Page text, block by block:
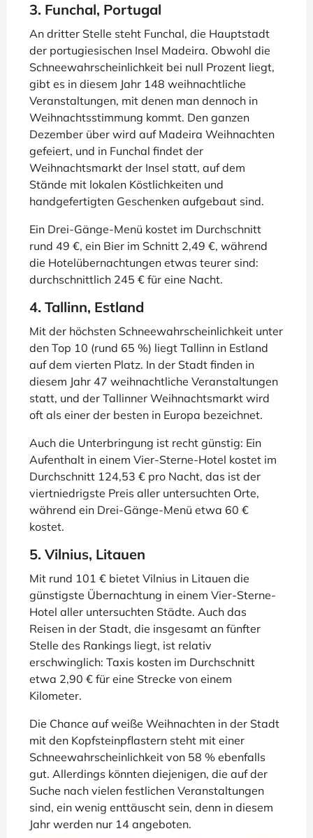
3. Funchal, Portugal
An dritter Stelle steht Funchal, die Hauptstadt
der portugiesischen Insel Madeira. Obwohl die
Schneewahrscheinlichkeit bei null Prozent liegt,
gibt es in diesem Jahr 148 weihnachtliche
Veranstaltungen, mit denen man dennoch in
Weihnachtsstimmung kommt. Den ganzen
Dezember über wird auf Madeira Weihnachten
gefeiert, und in Funchal findet der
Weihnachtsmarkt der Insel statt, auf dem
Stände mit lokalen Köstlichkeiten und
handgefertigten Geschenken aufgebaut sind.
Ein Drei-Gänge-Menü kostet im Durchschnitt
rund 49 €, ein Bier im Schnitt 2,49 €, während
die Hotelübernachtungen etwas teurer sind:
durchschnittlich 245 € für eine Nacht.
4. Tallinn, Estland
Mit der höchsten Schneewahrscheinlichkeit unter
den Top 10 (rund 65 %) liegt Tallinn in Estland
auf dem vierten Platz. In der Stadt finden in
diesem Jahr 47 weihnachtliche Veranstaltungen
statt, und der Tallinner Weihnachtsmarkt wird
oft als einer der besten in Europa bezeichnet.
Auch die Unterbringung ist recht günstig: Ein
Aufenthalt in einem Vier-Sterne-Hotel kostet im
Durchschnitt 124,53 € pro Nacht, das ist der
viertniedrigste Preis aller untersuchten Orte,
während ein Drei-Gänge-Menü etwa 60 €
kostet.
5. Vilnius, Litauen
Mit rund 101 € bietet Vilnius in Litauen die
günstigste Übernachtung in einem Vier-Sterne-
Hotel aller untersuchten Städte. Auch das
Reisen in der Stadt, die insgesamt an fünfter
Stelle des Rankings liegt, ist relativ
erschwinglich: Taxis kosten im Durchschnitt
etwa 2,90 € für eine Strecke von einem
Kilometer.
Die Chance auf weiße Weihnachten in der Stadt
mit den Kopfsteinpflastern steht mit einer
Schneewahrscheinlichkeit von 58 % ebenfalls
gut. Allerdings könnten diejenigen, die auf der
Suche nach vielen festlichen Veranstaltungen
sind, ein wenig enttäuscht sein, denn in diesem
Jahr werden nur 14 angeboten.